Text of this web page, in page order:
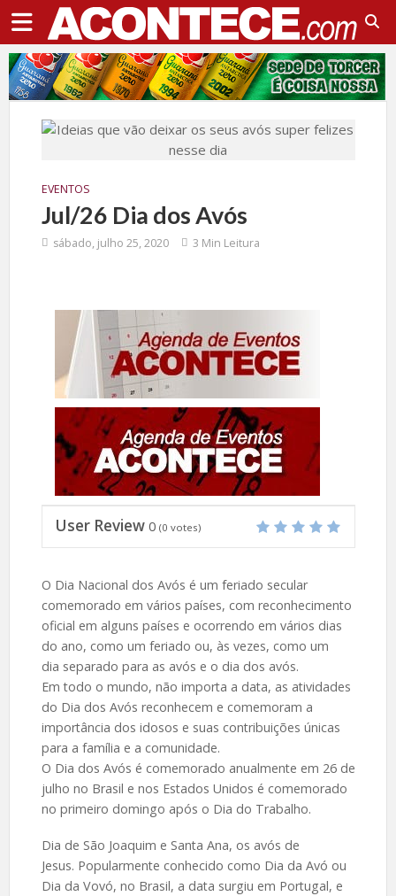
EVENTOS
Jul/26 Dia dos Avós
sábado, julho 25, 2020 3 Min Leitura
User Review 0 (0 votes)
O Dia Nacional dos Avós é um feriado secular
comemorado em vários países, com reconhecimento
oficial em alguns países e ocorrendo em vários dias
do ano, como um feriado ou, às vezes, como um
dia separado para as avós e o dia dos avós.
Em todo o mundo, não importa a data, as atividades
do Dia dos Avós reconhecem e comemoram a
importância dos idosos e suas contribuições únicas
para a família e a comunidade.
O Dia dos Avós é comemorado anualmente em 26 de
julho no Brasil e nos Estados Unidos é comemorado
no primeiro domingo após o Dia do Trabalho.
Dia de São Joaquim e Santa Ana, os avós de
Jesus. Popularmente conhecido como Dia da Avó ou
Dia da Vovó, no Brasil, a data surgiu em Portugal, e